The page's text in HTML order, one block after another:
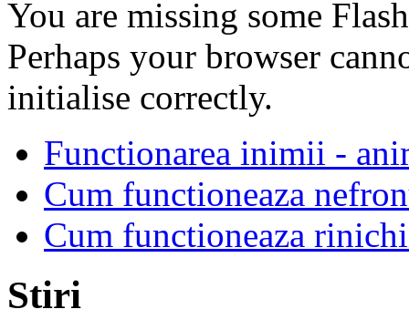
You are missing some
Perhaps your browser
initialise correctly.
Functionarea inimii -
Cum functioneaza
Cum functioneaza
Stiri